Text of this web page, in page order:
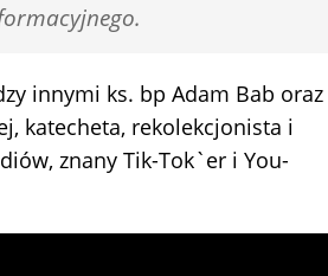
innymi ks. bp Adam Bab oraz
katecheta, rekolekcjonista i
znany Tik-Tok`er i You-